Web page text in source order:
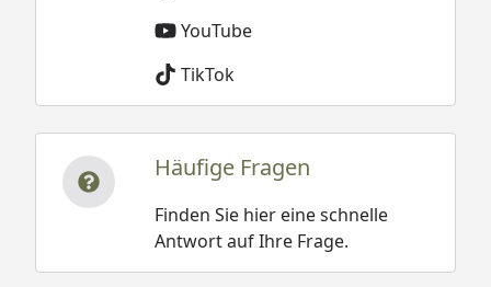
YouTube
TikTok
Häufige Fragen
Finden Sie hier eine schnelle
Antwort auf Ihre Frage.